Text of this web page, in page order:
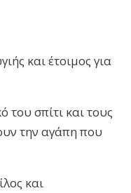
και έτοιμος για
του σπίτι και τους
την αγάπη που
και